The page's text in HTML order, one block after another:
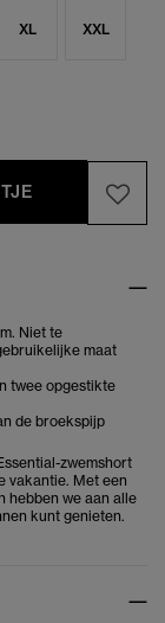
XL XXL
Niet te
maat
twee opgestikte
de broekspijp
zwemshort
vakantie. Met een
hebben we aan alle
kunt genieten.